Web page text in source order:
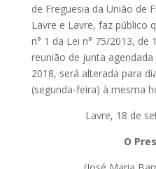
de Freguesia da União de
Lavre e Lavre, faz público
n° 1 da Lei n° 75/2013, de
reunião de junta
2018, será alterada para
(segunda-feira) à mesma
Lavre, 18 de
O